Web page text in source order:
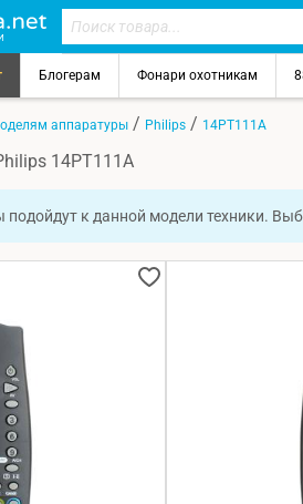
Блогерам Фонари охотникам
аппаратуры / Philips / 14PT111A
14PT111A
подойдут к данной модели техники.